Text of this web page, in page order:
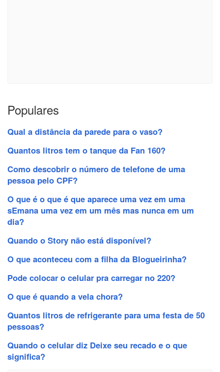
Populares
Qual a distância da parede para o vaso?
Quantos litros tem o tanque da Fan 160?
Como descobrir o número de telefone de uma
pessoa pelo CPF?
O que é o que é que aparece uma vez em uma
sEmana uma vez em um mês mas nunca em um
dia?
Quando o Story não está disponível?
O que aconteceu com a filha da Blogueirinha?
Pode colocar o celular pra carregar no 220?
O que é quando a vela chora?
Quantos litros de refrigerante para uma festa de 50
pessoas?
Quando o celular diz Deixe seu recado e o que
significa?